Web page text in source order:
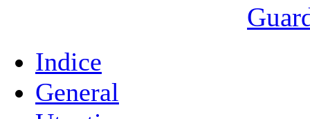
Indice
General